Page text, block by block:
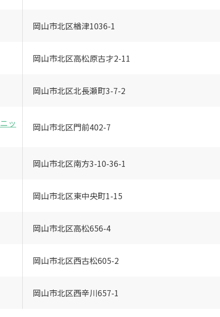
岡山市北区楢津1036-1
岡山市北区高松原古才2-11
岡山市北区北長瀬町3-7-2
ッ 岡山市北区門前402-7
岡山市北区南方3-10-36-1
岡山市北区東中央町1-15
岡山市北区高松656-4
岡山市北区西古松605-2
岡山市北区西辛川657-1